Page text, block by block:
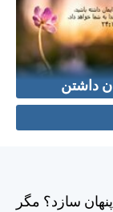
داشتن
سازد؟ مگر